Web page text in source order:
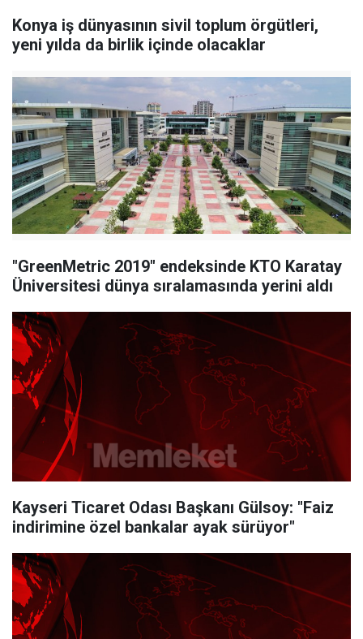
Konya iş dünyasının sivil toplum örgütleri,
yeni yılda da birlik içinde olacaklar
"GreenMetric 2019" endeksinde KTO Karatay
Üniversitesi dünya sıralamasında yerini aldı
Kayseri Ticaret Odası Başkanı Gülsoy: "Faiz
indirimine özel bankalar ayak sürüyor"